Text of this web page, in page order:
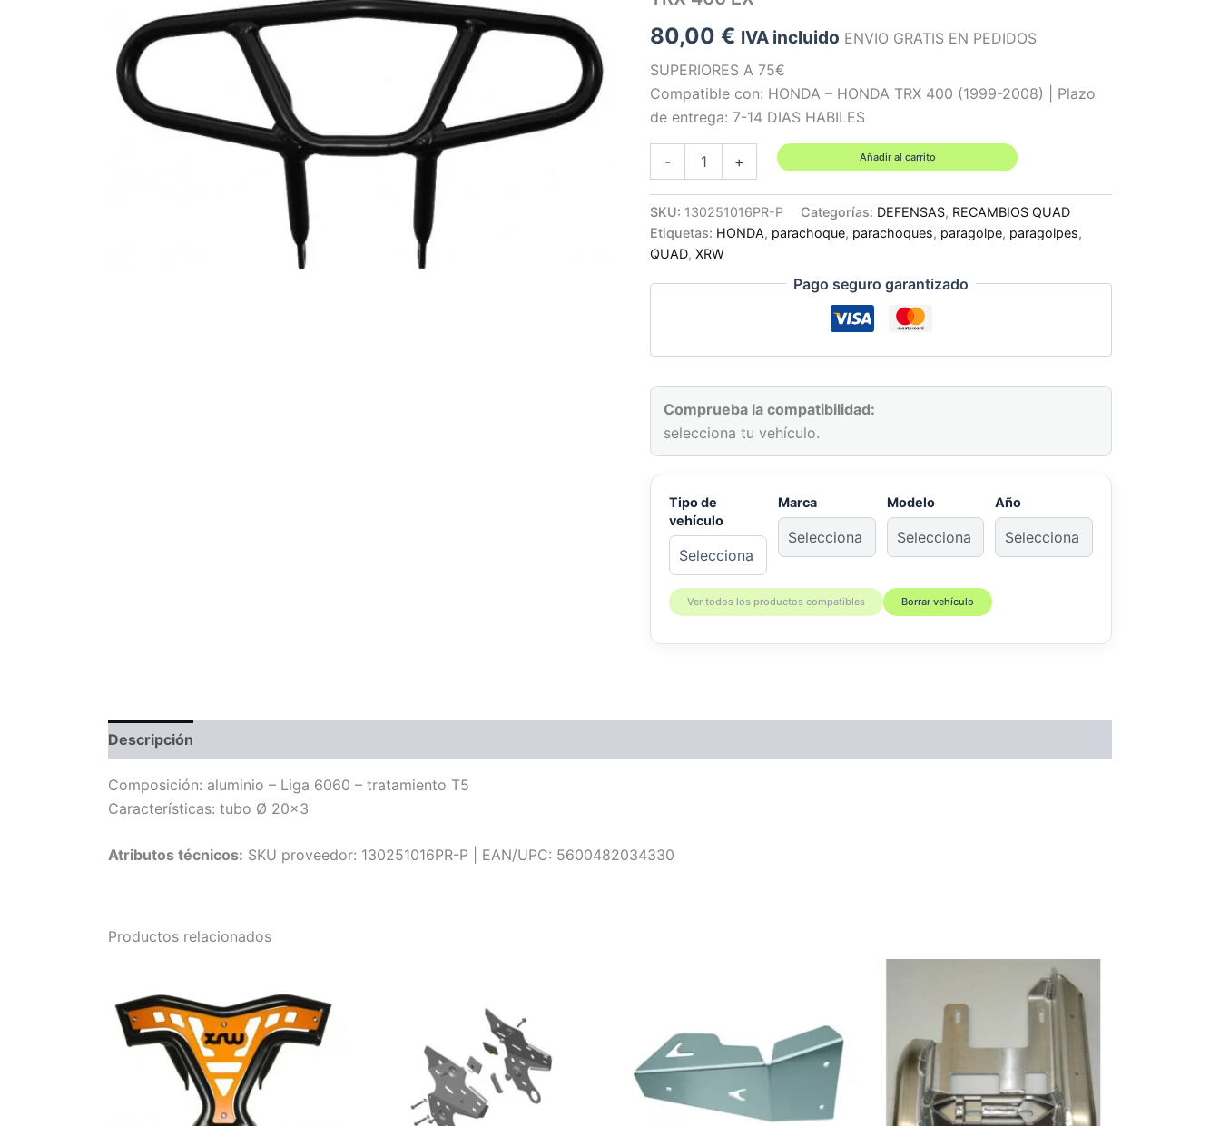
80,00€ IVA incluido ENVIO GRATIS EN PEDIDOS
SUPERIORES A 75€
Compatible con: HONDA – HONDA TRX 400 (1999-2008) | Plazo
de entrega: 7-14 DIAS HABILES
-
DELANTERA
COLOR
-
HONDA
+ Añadir al carrito
SKU: 130251016PR-P Categorías: DEFENSAS, RECAMBIOS QUAD
Etiquetas: HONDA, parachoque, parachoques, paragolpe, paragolpes,
QUAD,XRW
Pago seguro garantizado
Comprueba la compatibilidad:
selecciona tu vehículo.
Tipo de
vehículo
Marca Modelo Año
Ver todos los productos compatibles Borrar vehículo
Descripción
Composición: aluminio – Liga 6060 – tratamiento T5
Características: tubo Ø 20×3
Atributos técnicos: SKU proveedor: 130251016PR-P | EAN/UPC: 5600482034330
Productos relacionados